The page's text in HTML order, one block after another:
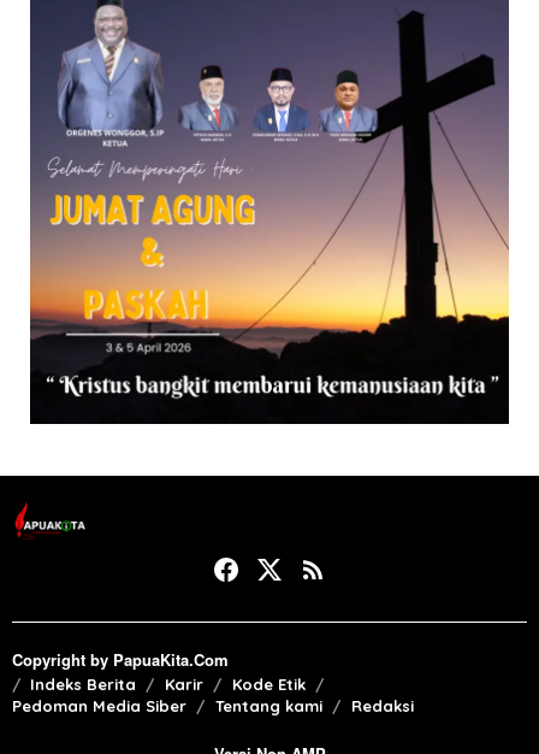
Copyright by PapuaKita.Com
Indeks Berita Karir
Kode Etik
Pedoman Media Siber
Tentang kami Redaksi